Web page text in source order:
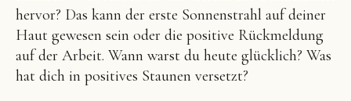
hervor? Das kann der erste Sonnenstrahl auf deiner
Haut gewesen sein oder die positive Rückmeldung
auf der Arbeit. Wann warst du heute glücklich? Was
hat dich in positives Staunen versetzt?